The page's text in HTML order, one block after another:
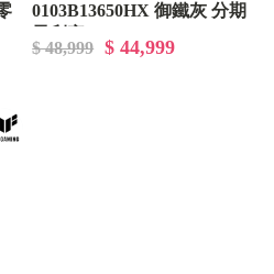
0103B13650HX 御鐵灰 分期
$ 48,999 $ 44,999